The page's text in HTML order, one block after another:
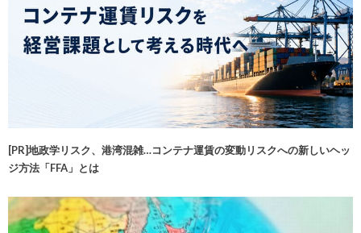
[PR]地政学リスク、港湾混雑…コンテナ運賃の変動リスクへの新しいヘッ
ジ方法「FFA」とは